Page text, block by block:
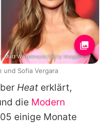
Heat erklärt,
die Modern
einige Monate
Matt Winkelmeyer/Getty Images
und Sofia Vergara